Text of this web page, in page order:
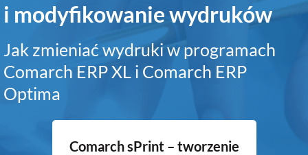
i modyfikowanie wydruków
Jak zmieniać wydruki w programach
Comarch ERP XL i Comarch ERP
Optima
Comarch sPrint – tworzenie